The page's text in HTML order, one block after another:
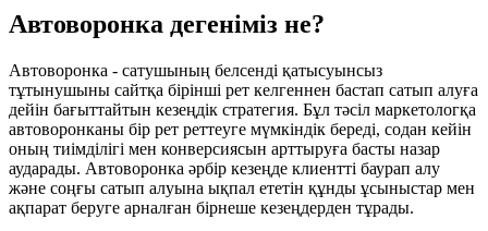
Автоворонка дегеніміз не?
Автоворонка - сатушының белсенді қатысуынсыз
тұтынушыны сайтқа бірінші рет келгеннен бастап сатып алуға
дейін бағыттайтын кезеңдік стратегия. Бұл тәсіл маркетологқа
автоворонканы бір рет реттеуге мүмкіндік береді, содан кейін
оның тиімділігі мен конверсиясын арттыруға басты назар
аударады. Автоворонка әрбір кезеңде клиентті баурап алу
және соңғы сатып алуына ықпал ететін құнды ұсыныстар мен
ақпарат беруге арналған бірнеше кезеңдерден тұрады.